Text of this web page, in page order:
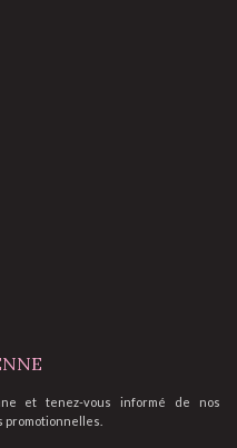
et tenez-vous informé de nos